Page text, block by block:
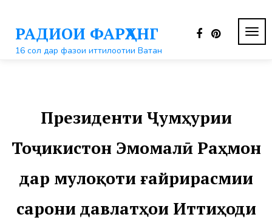
контентуРАДИОИ ФАРҲАНГ
16 сол дар фазои иттилоотии Ватан
Президенти Ҷумҳурии
Тоҷикистон Эмомалӣ Раҳмон
дар мулоқоти ғайрирасмии
сарони давлатҳои Иттиҳоди